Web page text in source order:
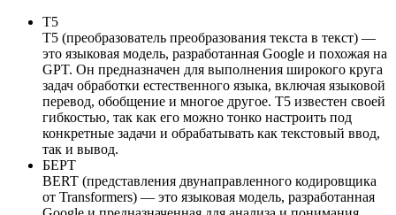
Т5
T5 (преобразователь преобразования текста в текст) —
это языковая модель, разработанная Google и похожая на
GPT. Он предназначен для выполнения широкого круга
задач обработки естественного языка, включая языковой
перевод, обобщение и многое другое. T5 известен своей
гибкостью, так как его можно тонко настроить под
конкретные задачи и обрабатывать как текстовый ввод,
так и вывод.
БЕРТ
BERT (представления двунаправленного кодировщика
от Transformers) — это языковая модель, разработанная